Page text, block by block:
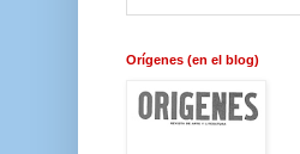
Orígenes (en el blog)